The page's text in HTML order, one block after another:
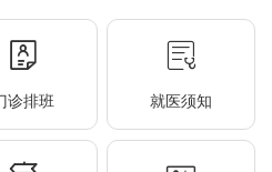
诊排班 就医须知